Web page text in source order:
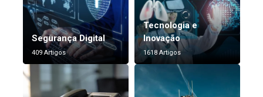
Segurança Digital
409 Artigos
Tecnologia e
Inovação
1618 Artigos